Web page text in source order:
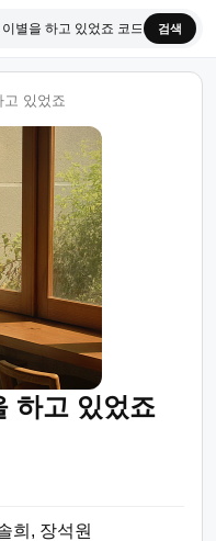
검색
고 있었죠
하고 있었죠
희, 장석원